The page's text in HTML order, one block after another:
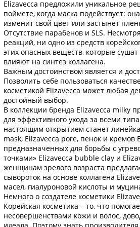
Elizavecca предложили уникальное
поймете, когда маска подействует:
изменит свой цвет или застынет
Отсутствие парабенов и SLS.
реакций, ни одно из средств
этих опасных веществ, которые
влияют на синтез коллагена.
Важным достоинством является и
Позволить себе пользоваться
косметикой Elizavecca может любая
достойный выбор.
В коллекции бренда Elizavecca milky
для эффективного ухода за всеми
настоящим открытием станет
mask, Elizavecca pore, пенок и кремов
предназначенных для борьбы с
точками» Elizavecca bubble clay и
женщинам зрелого возраста
сывороток на основе коллагена
масел, гиалуроновой кислоты и
Немного о создателе косметики
Корейская косметика – то, что
несовершенствами кожи и волос,
идеала. Поэтому знать